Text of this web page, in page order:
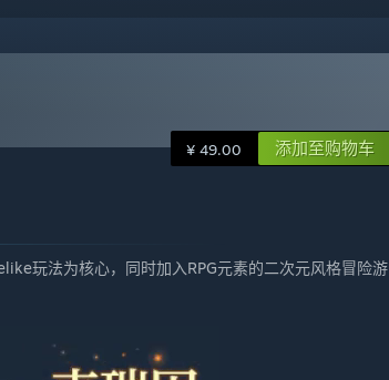
¥ 49.00 添加至购物车
玩法为核心，同时加入RPG元素的二次元风格冒险游